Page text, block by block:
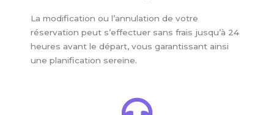
La modification ou l’annulation de votre
réservation peut s’effectuer sans frais jusqu’à 24
heures avant le départ, vous garantissant ainsi
une planification sereine.